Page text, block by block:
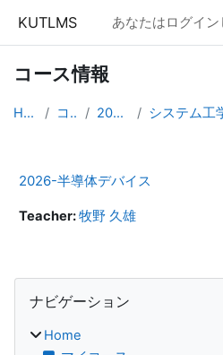
KUTLMS あなたはログイ
コース情報
Home コース 2026年度
2026-半導体デバイス
Teacher:牧野 久雄
ブロック
ナビゲーション
Home